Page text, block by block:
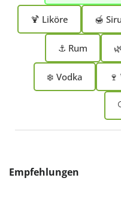
🍹 Liköre 🍯
⚓ Rum
❄️ Vodka
Produktgalerie überspringen
Empfehlungen